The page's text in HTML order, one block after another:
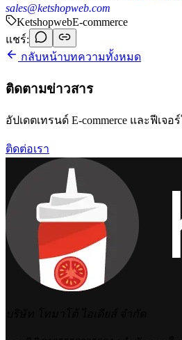
sales@ketshopweb.com
KetshopwebE-commerce
แชร์:
กลับหน้าบทความทั้งหมด
ติดตามข่าวสาร
อัปเดตเทรนด์ E-commerce และฟีเจ
ติดต่อเรา